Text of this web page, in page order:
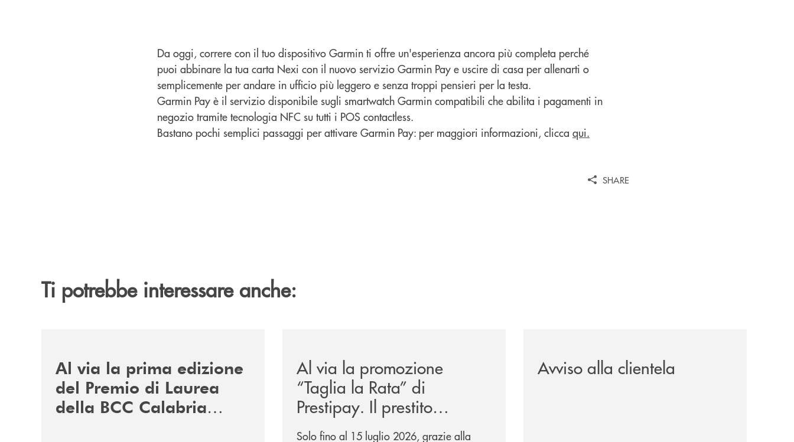
Da oggi, correre con il tuo dispositivo Garmin ti offre un'esperienza ancora più completa perché
puoi abbinare la tua carta Nexi con il nuovo servizio Garmin Pay e uscire di casa per allenarti o
semplicemente per andare in ufficio più leggero e senza troppi pensieri per la testa.
Garmin Pay è il servizio disponibile sugli smartwatch Garmin compatibili che abilita i pagamenti in
negozio tramite tecnologia NFC su tutti i POS contactless.
Bastano pochi semplici passaggi per attivare Garmin Pay: per maggiori informazioni, clicca qui.
SHARE
Ti potrebbe interessare anche:
Al via la prima edizione
del Premio di Laurea
della BCC Calabria
Al via la promozione
“Taglia la Rata” di
Prestipay. Il prestito
personale che si fa in due
Solo fino al 15 luglio 2026, grazie alla
Avviso alla clientela